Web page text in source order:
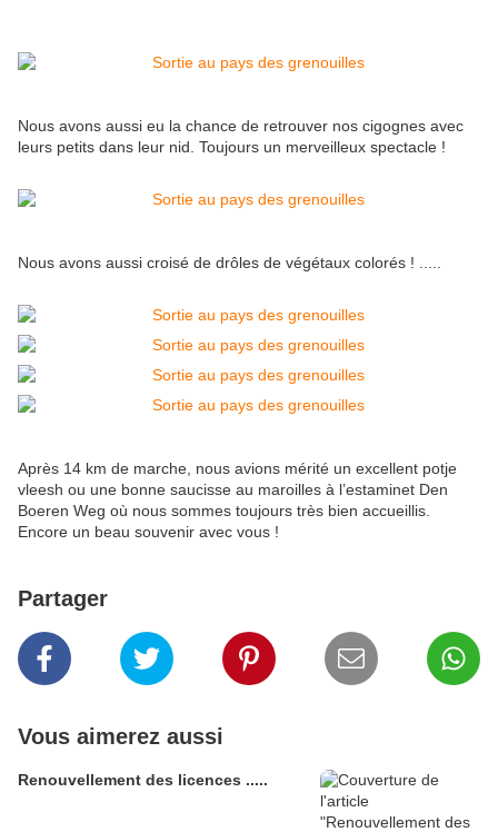
Nous avons aussi eu la chance de retrouver nos cigognes avec
leurs petits dans leur nid. Toujours un merveilleux spectacle !
Nous avons aussi croisé de drôles de végétaux colorés ! .....
Après 14 km de marche, nous avions mérité un excellent potje
vleesh ou une bonne saucisse au maroilles à l’estaminet Den
Boeren Weg où nous sommes toujours très bien accueillis.
Encore un beau souvenir avec vous !
Partager
Vous aimerez aussi
Renouvellement des licences .....